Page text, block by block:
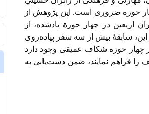
چهار حوزه ضروری است. این پژوهش از
در چهار حوزة یادشده، از
برگزاری 25 مصاحبه با افرادی که پیش از این، سابقۀ بیش از سه سفر پیاده‌روی
چهار حوزه شکاف عمیقی وجود دارد
را فراهم نمایند، ضمن دست‌یابی به